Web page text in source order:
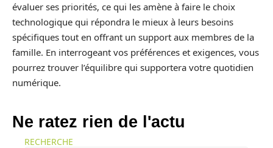
évaluer ses priorités, ce qui les amène à faire le choix
technologique qui répondra le mieux à leurs besoins
spécifiques tout en offrant un support aux membres de la
famille. En interrogeant vos préférences et exigences, vous
pourrez trouver l’équilibre qui supportera votre quotidien
numérique.
Ne ratez rien de l'actu
RECHERCHE